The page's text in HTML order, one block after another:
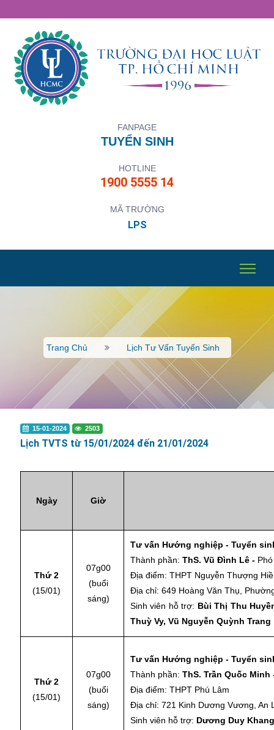
FANPAGE
TUYỂN SINH
HOTLINE
1900 5555 14
MÃ TRƯỜNG
LPS
Trang Chủ Lịch Tư Vấn Tuyển Sinh
15-01-2024 2503
Lịch TVTS từ 15/01/2024 đến 21/01/2024
Ngày Giờ
Thứ 2
(15/01)
07g00
(buổi
sáng)
Tư vấn Hướng nghiệp - Tuyển
Thành phần: ThS. Vũ Đình Lê -
Địa điểm: THPT Nguyễn Thượng
Địa chỉ: 649 Hoàng Văn Thụ,
Sinh viên hỗ trợ: Bùi Thị Thu
Thuỳ Vy, Vũ Nguyễn Quỳnh Trang
Thứ 2
(15/01)
07g00
(buổi
sáng)
Tư vấn Hướng nghiệp - Tuyển
Thành phần: ThS. Trần Quốc Minh
Địa điểm: THPT Phú Lâm
Địa chỉ: 721 Kinh Dương Vương, An
Sinh viên hỗ trợ: Dương Duy